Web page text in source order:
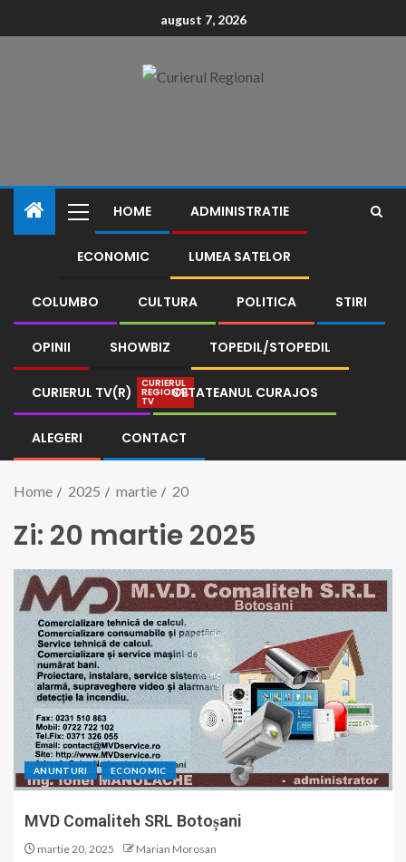
august 7, 2026
HOME ADMINISTRATIE
ECONOMIC LUMEA SATELOR
COLUMBO CULTURA POLITICA STIRI
OPINII SHOWBIZ TOPEDIL/STOPEDIL
CURIERUL TV(R)
CURIERUL
REGIONAL
TV CETATEANUL CURAJOS
ALEGERI CONTACT
Home 2025 martie 20
Zi: 20 martie 2025
ANUNTURI ECONOMIC
MVD Comaliteh SRL Botoșani
martie 20, 2025 Marian Morosan